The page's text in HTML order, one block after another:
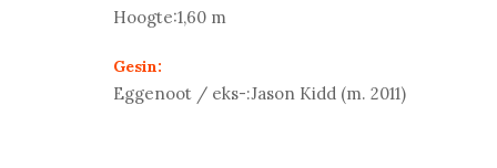
Hoogte:1,60 m
Gesin:
Eggenoot / eks-:Jason Kidd (m. 2011)